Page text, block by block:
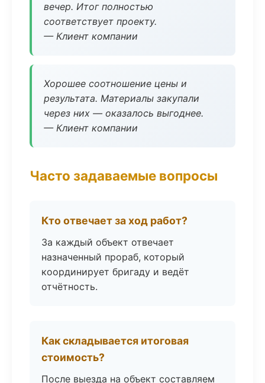
вечер. Итог полностью
соответствует проекту.
— Клиент компании
Хорошее соотношение цены и
результата. Материалы закупали
через них — оказалось выгоднее.
— Клиент компании
Часто задаваемые вопросы
Кто отвечает за ход работ?
За каждый объект отвечает
назначенный прораб, который
координирует бригаду и ведёт
отчётность.
Как складывается итоговая
стоимость?
После выезда на объект составляем